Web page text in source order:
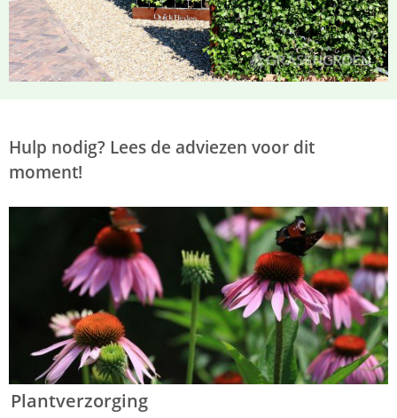
Hulp nodig? Lees de adviezen voor dit
moment!
Plantverzorging